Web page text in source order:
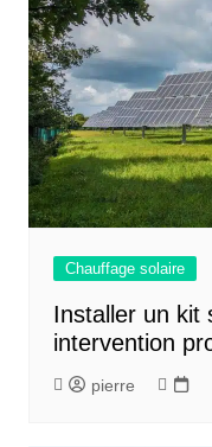
Chauffage solaire
Installer un kit
intervention
pierre